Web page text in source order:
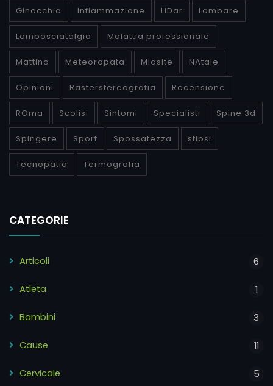
Ginocchia Infiammazione LiDar Lombare
Lombosciatalgia Malattia professionale
Mattino Meteoropata Miosite NAtale
Opinioni Rasterstereografia Recensione
ROma Scolisi Sintomi Specialisti Spine 3d
Spingere Sport Spossatezza stipsi
Tecnopatia Termografia
CATEGORIE
Articoli 6
Atleta 1
Bambini 3
Cause 11
Cervicale 5